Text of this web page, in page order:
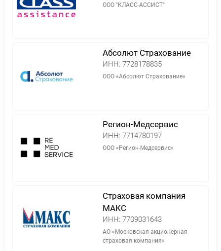
ООО "КЛАСС-АССИСТ"
Абсолют Страхование
ИНН: 7728178835
ООО «Абсолют Страхование»
Регион-Медсервис
ИНН: 7714780197
ООО «Регион-Медсервис»
Страховая компания
МАКС
ИНН: 7709031643
АО «Московская акционерная
страховая компания»